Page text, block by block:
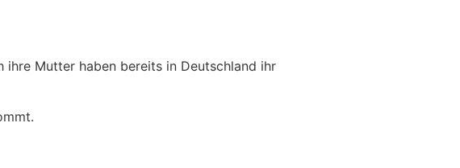
ihre Mutter haben bereits in Deutschland ihr